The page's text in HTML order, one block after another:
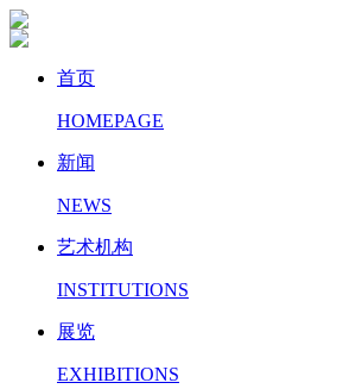
首页
HOMEPAGE
新闻
NEWS
艺术机构
INSTITUTIONS
展览
EXHIBITIONS